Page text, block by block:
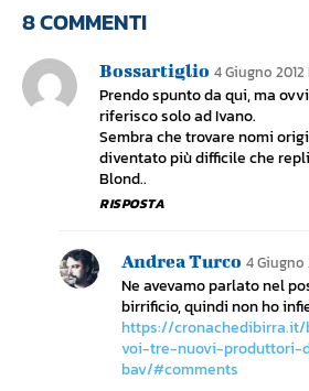
8 COMMENTI
Bossartiglio 4 Giugno 2012
Prendo spunto da qui, ma
riferisco solo ad Ivano.
Sembra che trovare nomi
diventato più difficile che
Blond..
RISPOSTA
Andrea Turco 4 Giugno
Ne avevamo parlato nel
birrificio, quindi non ho
https://cronachedibirra.it/
voi-tre-nuovi-produttori-
bav/#comments